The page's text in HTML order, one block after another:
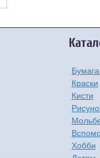
Краски
Кисти
Хобби